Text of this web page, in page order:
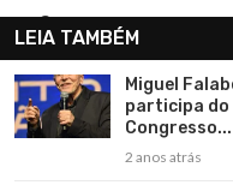
Contato
Política de Privacidade
Rádio Maristela - Ao Vivo
LEIA TAMBÉM
Miguel
participa do
Congresso...
2 anos atrás